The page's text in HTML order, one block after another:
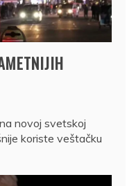
novoj svetskoj
koriste veštačku